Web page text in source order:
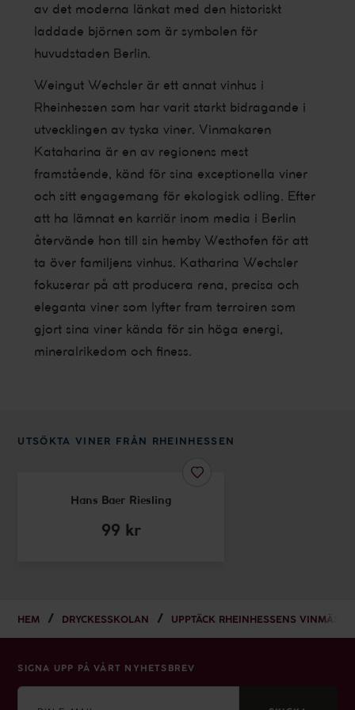
av det moderna länkat med den historiskt
laddade björnen som är symbolen för
huvudstaden Berlin.
Weingut Wechsler är ett annat vinhus i
Rheinhessen som har varit starkt bidragande i
utvecklingen av tyska viner. Vinmakaren
Kataharina är en av regionens mest
framstående, känd för sina exceptionella viner
och sitt engagemang för ekologisk odling. Efter
att ha lämnat en karriär inom media i Berlin
återvände hon till sin hemby Westhofen för att
ta över familjens vinhus. Katharina Wechsler
fokuserar på att producera rena, precisa och
eleganta viner som lyfter fram terroiren som
gjort sina viner kända för sin höga energi,
mineralrikedom och finess.
UTSÖKTA VINER FRÅN RHEINHESSEN
Hans Baer Riesling
99 kr
HEM DRYCKESSKOLAN UPPTÄCK RHEINHESSENS
SIGNA UPP PÅ VÅRT NYHETSBREV